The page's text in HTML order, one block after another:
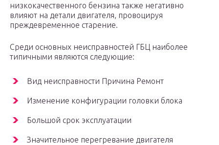
низкокачественного бензина также негативно
влияют на детали двигателя, провоцируя
преждевременное старение.
Среди основных неисправностей ГБЦ наиболее
типичными являются следующие:
Вид неисправности Причина Ремонт
Изменение конфигурации головки блока
Большой срок эксплуатации
Значительное перегревание двигателя